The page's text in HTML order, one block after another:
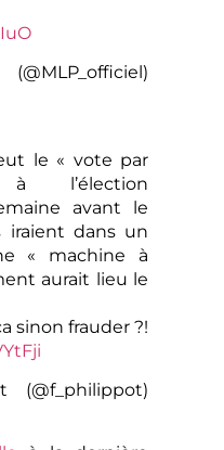
le « vote par
l’élection
avant le
iraient dans un
« machine à
aurait lieu le
sinon frauder ?!